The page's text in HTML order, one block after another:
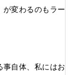
が変わるのもラー
事自体、私にはお